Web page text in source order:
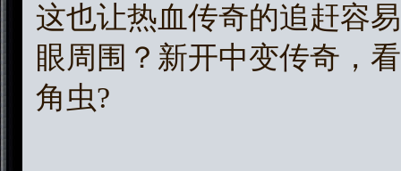
这也让热血传奇的追赶容
眼周围？新开中变传奇，
角虫?